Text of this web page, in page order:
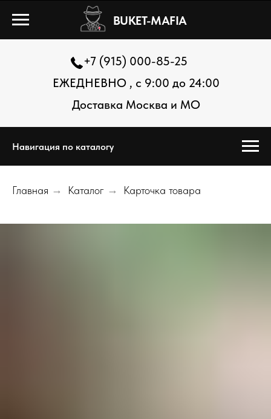
BUKET-MAFIA
+7 (915) 000-85-25
ЕЖЕДНЕВНО , с 9:00 до 24:00
Доставка Москва и МО
Навигация по каталогу
Главная → Каталог → Карточка товара